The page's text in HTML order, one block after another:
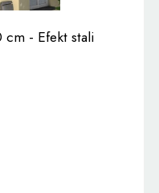
- Efekt stali